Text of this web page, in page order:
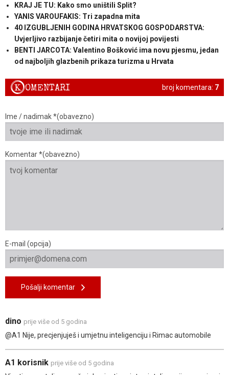
KRAJ JE TU: Kako smo uništili Split?
YANIS VAROUFAKIS: Tri zapadna mita
40 IZGUBLJENIH GODINA HRVATSKOG GOSPODARSTVA:
Uvjerljivo razbijanje četiri mita o novijoj povijesti
BENTI JARCOTA: Valentino Bošković ima novu pjesmu, jedan
od najboljih glazbenih prikaza turizma u Hrvata
broj komentara: 7
KOMENTARI
Ime / nadimak *(obavezno)
Komentar *(obavezno)
E-mail (opcija)
Pošalji komentar
dino prije više od 5 godina
@A1 Nije, precjenjuješ i umjetnu inteligenciju i Rimac automobile
A1 korisnik prije više od 5 godina